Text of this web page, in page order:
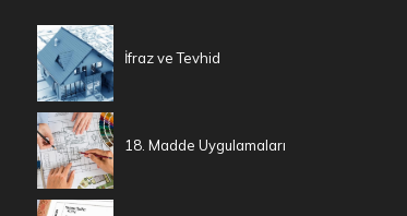
İfraz ve Tevhid
18. Madde Uygulamaları